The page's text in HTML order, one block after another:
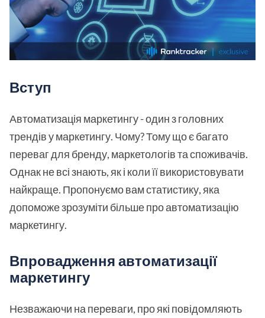
Вступ
Автоматизація маркетингу - один з головних
трендів у маркетингу. Чому? Тому що є багато
переваг для бренду, маркетологів та споживачів.
Однак не всі знають, як і коли її використовувати
найкраще. Пропонуємо вам статистику, яка
допоможе зрозуміти більше про автоматизацію
маркетингу.
Впровадження автоматизації
маркетингу
Незважаючи на переваги, про які повідомляють